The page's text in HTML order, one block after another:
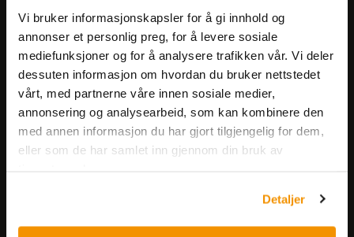
Vi bruker informasjonskapsler for å gi innhold og
annonser et personlig preg, for å levere sosiale
mediefunksjoner og for å analysere trafikken vår. Vi deler
dessuten informasjon om hvordan du bruker nettstedet
vårt, med partnerne våre innen sosiale medier,
annonsering og analysearbeid, som kan kombinere den
med annen informasjon du har gjort tilgjengelig for dem,
eller som de har samlet inn gjennom din bruk av
Detaljer
arrangementer og kampanjer.
Meld på nyhetsbrev